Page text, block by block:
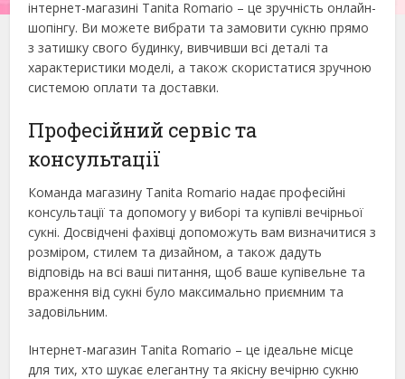
інтернет-магазині Tanita Romario – це зручність онлайн-
шопінгу. Ви можете вибрати та замовити сукню прямо
з затишку свого будинку, вивчивши всі деталі та
характеристики моделі, а також скористатися зручною
системою оплати та доставки.
Професійний сервіс та
консультації
Команда магазину Tanita Romario надає професійні
консультації та допомогу у виборі та купівлі вечірньої
сукні. Досвідчені фахівці допоможуть вам визначитися з
розміром, стилем та дизайном, а також дадуть
відповідь на всі ваші питання, щоб ваше купівельне та
враження від сукні було максимально приємним та
задовільним.
Інтернет-магазин Tanita Romario – це ідеальне місце
для тих, хто шукає елегантну та якісну вечірню сукню